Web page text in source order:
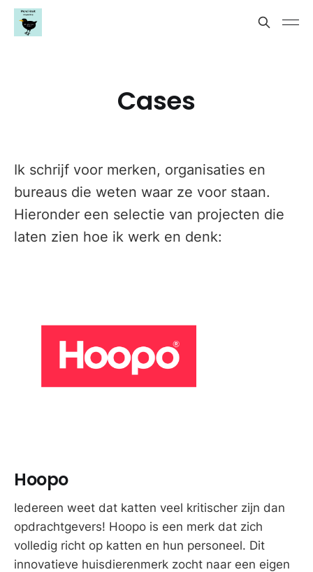
Cases
Ik schrijf voor merken, organisaties en
bureaus die weten waar ze voor staan.
Hieronder een selectie van projecten die
laten zien hoe ik werk en denk:
Hoopo
Iedereen weet dat katten veel kritischer zijn dan
opdrachtgevers! Hoopo is een merk dat zich
volledig richt op katten en hun personeel. Dit
innovatieve huisdierenmerk zocht naar een eigen